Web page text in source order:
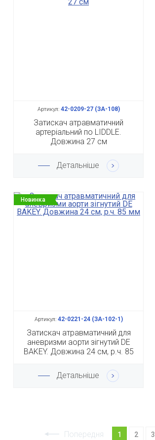
Артикул:42-0209-27 (ЗА-108)
Затискач атравматичний
артеріальний по LIDDLE.
Довжина 27 см
Детальніше
Новинка
Артикул:42-0221-24 (ЗА-102-1)
Затискач атравматичний для
аневризми аорти зігнутий DE
BAKEY. Довжина 24 см, р.ч. 85
Детальніше
Попередня 1 2 3